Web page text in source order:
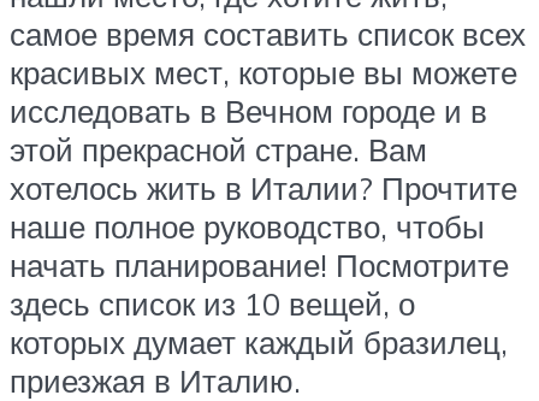
самое время составить список всех
красивых мест, которые вы можете
исследовать в Вечном городе и в
этой прекрасной стране. Вам
хотелось жить в Италии? Прочтите
наше полное руководство, чтобы
начать планирование! Посмотрите
здесь список из 10 вещей, о
которых думает каждый бразилец,
приезжая в Италию.